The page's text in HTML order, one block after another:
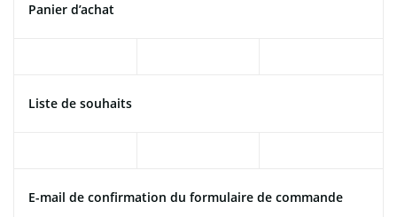
Panier d’achat
Liste de souhaits
E-mail de confirmation du formulaire de commande